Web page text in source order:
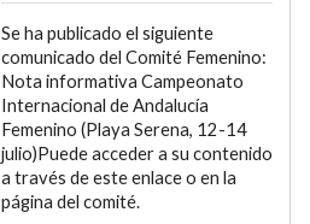
Se ha publicado el siguiente
comunicado del Comité Femenino:
Nota informativa Campeonato
Internacional de Andalucía
Femenino (Playa Serena, 12-14
julio)Puede acceder a su contenido
a través de este enlace o en la
página del comité.